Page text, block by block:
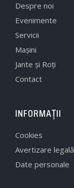
Despre noi
Evenimente
Servicii
Mașini
Jante și Roți
Contact
INFORMAȚII
Cookies
Avertizare legală
Date personale